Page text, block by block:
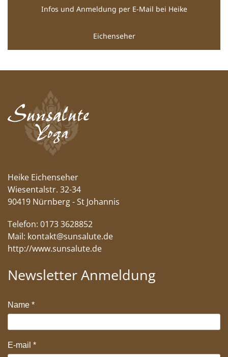
Infos und Anmeldung per E-Mail bei Heike
Eichenseher
Heike Eichenseher
Wiesentalstr. 32-34
90419 Nürnberg - St Johannis
Telefon: 0173 3628852
Mail: kontakt@sunsalute.de
http://www.sunsalute.de
Newsletter Anmeldung
Name *
E-mail *